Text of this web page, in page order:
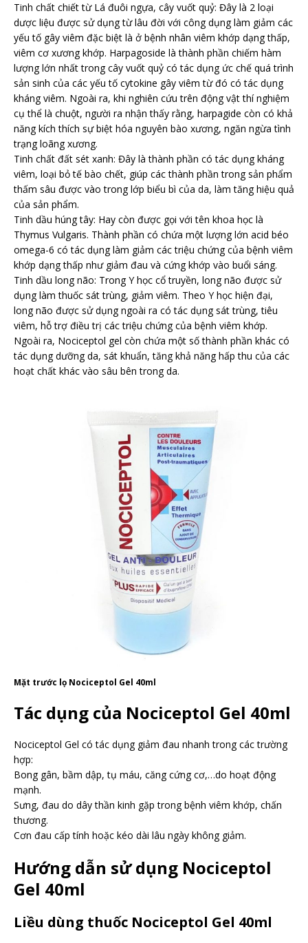
Tinh chất chiết từ Lá đuôi ngựa, cây vuốt quỷ: Đây là 2 loại
dược liệu được sử dụng từ lâu đời với công dụng làm giảm các
yếu tố gây viêm đặc biệt là ở bệnh nhân viêm khớp dạng thấp,
viêm cơ xương khớp. Harpagoside là thành phần chiếm hàm
lượng lớn nhất trong cây vuốt quỷ có tác dụng ức chế quá trình
sản sinh của các yếu tố cytokine gây viêm từ đó có tác dụng
kháng viêm. Ngoài ra, khi nghiên cứu trên động vật thí nghiệm
cụ thể là chuột, người ra nhận thấy rằng, harpagide còn có khả
năng kích thích sự biệt hóa nguyên bào xương, ngăn ngừa tình
trạng loãng xương.
Tinh chất đất sét xanh: Đây là thành phần có tác dụng kháng
viêm, loại bỏ tế bào chết, giúp các thành phần trong sản phẩm
thấm sâu được vào trong lớp biểu bì của da, làm tăng hiệu quả
của sản phẩm.
Tinh dầu húng tây: Hay còn được gọi với tên khoa học là
Thymus Vulgaris. Thành phần có chứa một lượng lớn acid béo
omega-6 có tác dụng làm giảm các triệu chứng của bệnh viêm
khớp dạng thấp như giảm đau và cứng khớp vào buổi sáng.
Tinh dầu long não: Trong Y học cổ truyền, long não được sử
dụng làm thuốc sát trùng, giảm viêm. Theo Y học hiện đại,
long não được sử dụng ngoài ra có tác dụng sát trùng, tiêu
viêm, hỗ trợ điều trị các triệu chứng của bệnh viêm khớp.
Ngoài ra, Nociceptol gel còn chứa một số thành phần khác có
tác dụng dưỡng da, sát khuẩn, tăng khả năng hấp thu của các
hoạt chất khác vào sâu bên trong da.
Mặt trước lọ Nociceptol Gel 40ml
Tác dụng của Nociceptol Gel 40ml
Nociceptol Gel có tác dụng giảm đau nhanh trong các trường
hợp:
Bong gân, bầm dập, tụ máu, căng cứng cơ,…do hoạt động
mạnh.
Sưng, đau do dây thần kinh gặp trong bệnh viêm khớp, chấn
thương.
Cơn đau cấp tính hoặc kéo dài lâu ngày không giảm.
Hướng dẫn sử dụng Nociceptol
Gel 40ml
Liều dùng thuốc Nociceptol Gel 40ml